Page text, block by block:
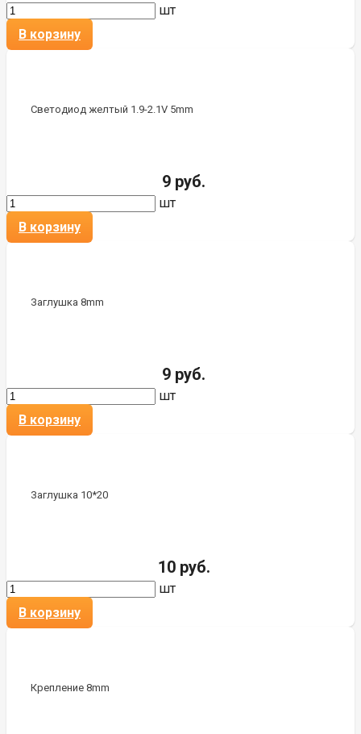
шт
В корзину
Светодиод желтый 1.9-2.1V 5mm
9 руб.
шт
В корзину
Заглушка 8mm
9 руб.
шт
В корзину
Заглушка 10*20
10 руб.
шт
В корзину
Крепление 8mm